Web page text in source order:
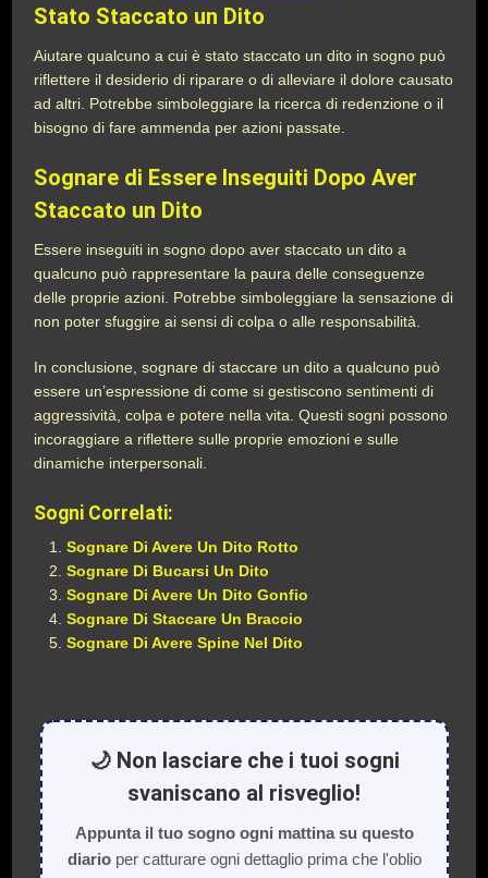
Stato Staccato un Dito
Aiutare qualcuno a cui è stato staccato un dito in sogno può
riflettere il desiderio di riparare o di alleviare il dolore causato
ad altri. Potrebbe simboleggiare la ricerca di redenzione o il
bisogno di fare ammenda per azioni passate.
Sognare di Essere Inseguiti Dopo Aver
Staccato un Dito
Essere inseguiti in sogno dopo aver staccato un dito a
qualcuno può rappresentare la paura delle conseguenze
delle proprie azioni. Potrebbe simboleggiare la sensazione di
non poter sfuggire ai sensi di colpa o alle responsabilità.
In conclusione, sognare di staccare un dito a qualcuno può
essere un’espressione di come si gestiscono sentimenti di
aggressività, colpa e potere nella vita. Questi sogni possono
incoraggiare a riflettere sulle proprie emozioni e sulle
dinamiche interpersonali.
Sogni Correlati:
Sognare Di Avere Un Dito Rotto
Sognare Di Bucarsi Un Dito
Sognare Di Avere Un Dito Gonfio
Sognare Di Staccare Un Braccio
Sognare Di Avere Spine Nel Dito
🌙 Non lasciare che i tuoi sogni
svaniscano al risveglio!
Appunta il tuo sogno ogni mattina su questo
diarioper catturare ogni dettaglio prima che l'oblio